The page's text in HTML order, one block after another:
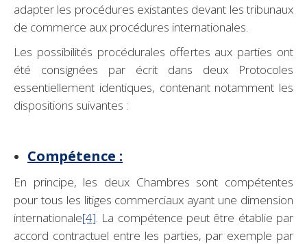
adapter les procédures existantes devant les tribunaux
de commerce aux procédures internationales.
Les possibilités procédurales offertes aux parties ont
été consignées par écrit dans deux Protocoles
essentiellement identiques, contenant notamment les
dispositions suivantes :
Compétence :
En principe, les deux Chambres sont compétentes
pour tous les litiges commerciaux ayant une dimension
internationale[4]. La compétence peut être établie par
accord contractuel entre les parties, par exemple par